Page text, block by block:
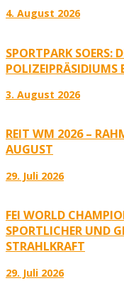
4. August 2026
SPORTPARK SOERS:
POLIZEIPRÄSIDIUMS
3. August 2026
REIT WM 2026 –
AUGUST
29. Juli 2026
FEI WORLD
PORTLICHER UND
TRAHLKRAFT
29. Juli 2026